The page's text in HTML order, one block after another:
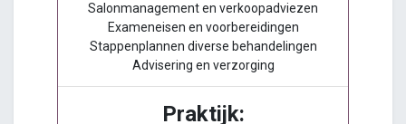
Salonmanagement en verkoopadviezen
Exameneisen en voorbereidingen
Stappenplannen diverse behandelingen
Advisering en verzorging
Praktijk: